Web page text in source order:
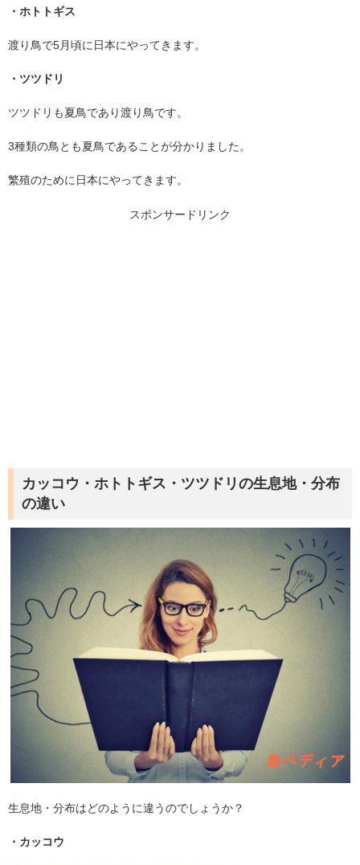
・ホトトギス
渡り鳥で5月頃に日本にやってきます。
・ツツドリ
ツツドリも夏鳥であり渡り鳥です。
3種類の鳥とも夏鳥であることが分かりました。
繁殖のために日本にやってきます。
スポンサードリンク
カッコウ・ホトトギス・ツツドリの生息地・分布
の違い
生息地・分布はどのように違うのでしょうか？
・カッコウ